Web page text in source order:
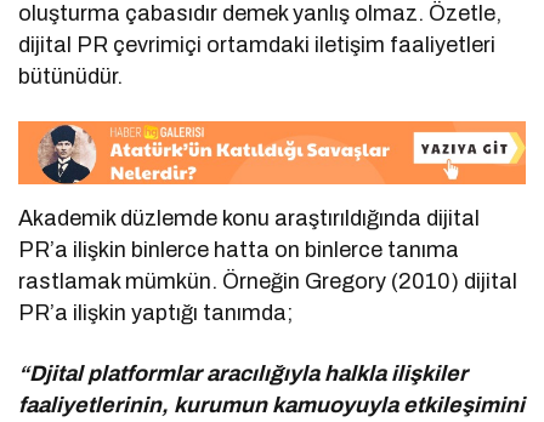
oluşturma çabasıdır demek yanlış olmaz. Özetle,
dijital PR çevrimiçi ortamdaki iletişim faaliyetleri
bütünüdür.
Akademik düzlemde konu araştırıldığında dijital
PR’a ilişkin binlerce hatta on binlerce tanıma
rastlamak mümkün. Örneğin Gregory (2010) dijital
PR’a ilişkin yaptığı tanımda;
“Djital platformlar aracılığıyla halkla ilişkiler
faaliyetlerinin, kurumun kamuoyuyla etkileşimini